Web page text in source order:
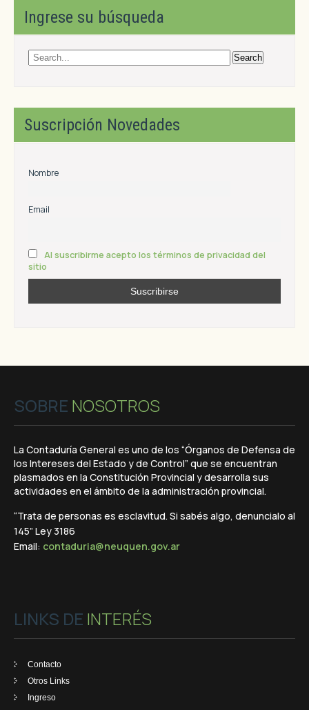
Ingrese su búsqueda
Suscripción Novedades
Nombre
Email
Al suscribirme acepto los términos de privacidad del
sitio
SOBRE NOSOTROS
La Contaduría General es uno de los “Órganos de Defensa de
los Intereses del Estado y de Control” que se encuentran
plasmados en la Constitución Provincial y desarrolla sus
actividades en el ámbito de la administración provincial.
“Trata de personas es esclavitud. Si sabés algo, denuncialo al
145” Ley 3186
Email: contaduria@neuquen.gov.ar
LINKS DE INTERÉS
Contacto
Otros Links
Ingreso